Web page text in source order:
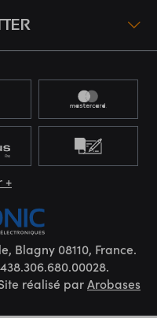
+
Blagny 08110, France.
réalisé parArobases